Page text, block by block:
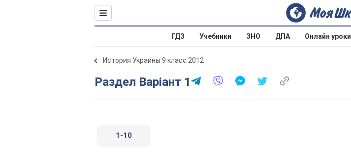
ГДЗ Учебники ЗНО ДПА Онлайн уроки
История Украины 9 класс 2012
Раздел Варіант 1
1-10